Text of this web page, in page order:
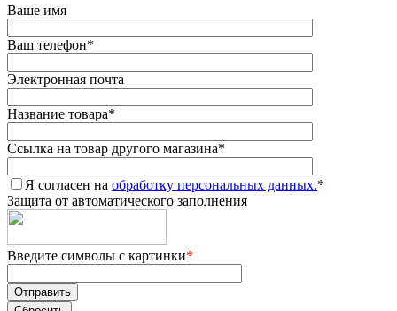
Ваше имя
Ваш телефон*
Электронная почта
Название товара*
Ссылка на товар другого магазина*
Я согласен на обработку персональных данных.*
Защита от автоматического заполнения
Введите символы с картинки*